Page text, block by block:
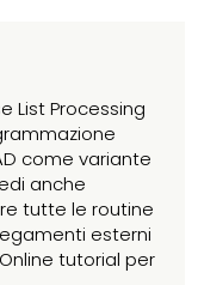
List Processing
come variante
anche
tutte le routine
esterni
tutorial per